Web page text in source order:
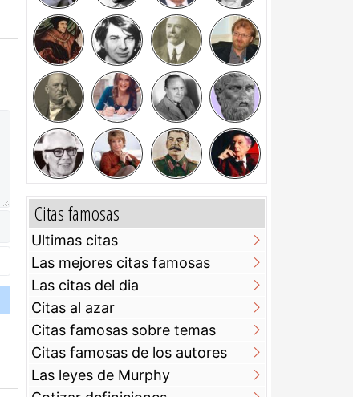
Citas famosas
Ultimas citas
Las mejores citas famosas
Las citas del dia
Citas al azar
Citas famosas sobre temas
Citas famosas de los autores
Las leyes de Murphy